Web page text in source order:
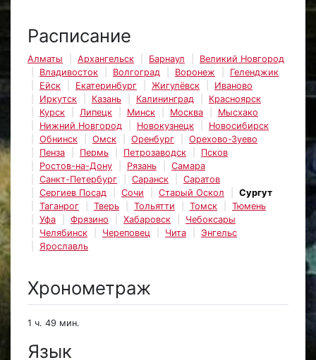
Расписание
Алматы Архангельск Барнаул
Великий Новгород
Владивосток
Волгоград Воронеж
Геленджик
Ейск
Екатеринбург Жигулёвск
Иваново
Иркутск
Казань Калининград
Красноярск
Курск
Липецк Минск Москва
Мысхако
Нижний Новгород
Новокузнецк
Новосибирск
Обнинск
Омск Оренбург
Орехово-Зуево
Пенза
Пермь Петрозаводск
Псков
Ростов-на-Дону
Рязань
Самара
Санкт-Петербург
Саранск
Саратов
Сергиев Посад
Сочи Старый Оскол
Сургут
Таганрог
Тверь Тольятти Томск
Тюмень
Уфа
Фрязино Хабаровск
Чебоксары
Челябинск
Череповец Чита
Энгельс
Ярославль
Хронометраж
1 ч. 49 мин.
Язык